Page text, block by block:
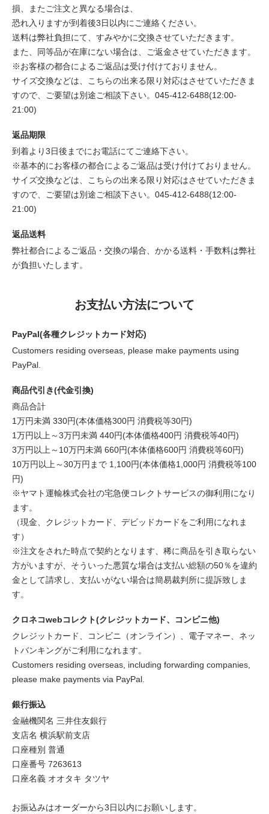
損、またご注文と異なる場合は、
恐れ入りますが到着後3日以内にご連絡ください。
送料は弊社負担にて、すみやかに交換させていただきます。
また、同等品が在庫にない場合は、ご返金させていただきます。
※お客様の都合によるご返品は受け付けておりません。
サイズ交換などは、こちらの出来る限り対応はさせていただきま
すので、ご要望は別途ご相談下さい。045-412-6488(12:00-
21:00)
返品期限
到着より3日後までにお電話にてご連絡下さい。
※基本的にお客様の都合によるご返品は受け付けておりません。
サイズ交換などは、こちらの出来る限り対応はさせていただきま
すので、ご要望は別途ご相談下さい。045-412-6488(12:00-
21:00)
返品送料
弊社都合によるご返品・交換の場合、かかる送料・手数料は弊社
が負担いたします。
お支払い方法について
PayPal(各種クレジットカード対応)
Customers residing overseas, please make payments using
PayPal.
商品代引き(代金引換)
商品合計
1万円未満 330円(本体価格300円 消費税等30円)
1万円以上～3万円未満 440円(本体価格400円 消費税等40円)
3万円以上～10万円未満 660円(本体価格600円 消費税等60円)
10万円以上～30万円まで 1,100円(本体価格1,000円 消費税等100
円)
※ヤマト運輸株式会社の宅急便コレクトサービスの御利用になり
ます。
（現金、クレジットカード、デビッドカードをご利用になれま
す）
※注文をされた時点で契約となります、稀に商品を引き取らない
方がいますが、そういった悪質な場合は支払い総額の50％を違約
金として請求し、支払いがない場合は簡易裁判所に提訴致しま
す。
クロネコwebコレクト(クレジットカード、コンビニ他)
クレジットカード、コンビニ（オンライン）、電子マネー、ネッ
トバンキングがご利用になれます。
Customers residing overseas, including forwarding companies,
please make payments via PayPal.
銀行振込
金融機関名 三井住友銀行
支店名 横浜駅前支店
口座種別 普通
口座番号 7263613
口座名義 オオタキ タツヤ
お振込みはオーダーから3日以内にお願いします。